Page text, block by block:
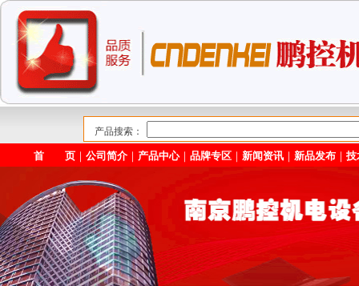
产品搜索：
首 页 ｜公司简介 ｜ 产品中心｜品牌专区 ｜新闻资讯 ｜新品发布 ｜技